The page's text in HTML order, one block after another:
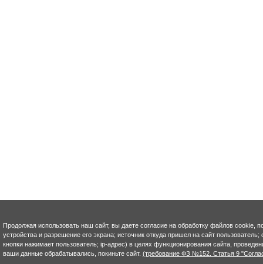
Продолжая использовать наш сайт, вы даете согласие на обработку файлов cookie,
устройства и разрешение его экрана; источник откуда пришел на сайт
кнопки нажимает пользователь; ip-адрес) в целях функционирования сайта,
ваши данные обрабатывались, покиньте сайт. (требование ФЗ №152. Статья 9